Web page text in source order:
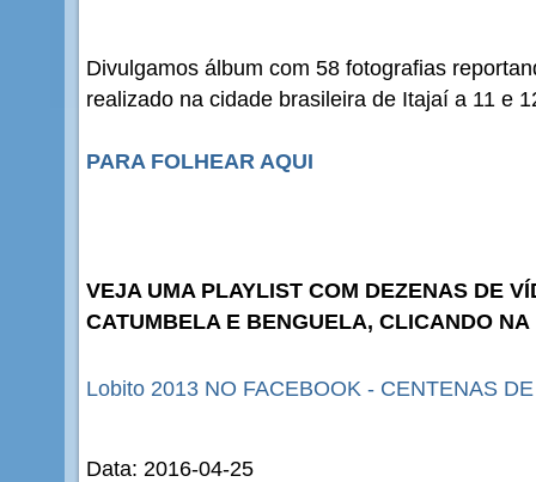
Divulgamos álbum com 58 fotografias
realizado na cidade brasileira de Itajaí a 11 e
PARA FOLHEAR AQUI
VEJA UMA PLAYLIST COM DEZENAS DE
CATUMBELA E BENGUELA, CLICANDO NA
Lobito 2013 NO FACEBOOK - CENTENAS
Data: 2016-04-25